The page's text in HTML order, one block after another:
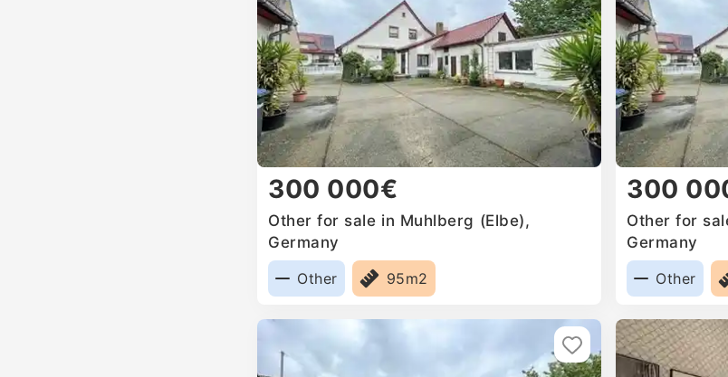
300 000€
Other for sale in Muhlberg (Elbe),
Germany
Other
95m2
300
Other for
Germany
Other